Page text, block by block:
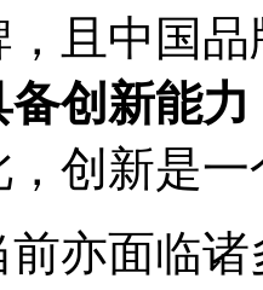
且中国
创新能
，创新是
亦面临